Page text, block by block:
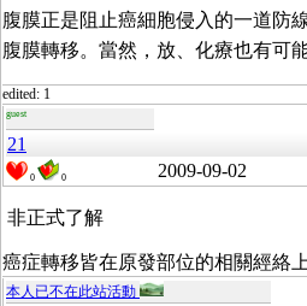
腹膜正是阻止癌細胞侵入的一道防
腹膜轉移。當然，放、化療也有可
edited: 1
guest
21
0 0 2009-09-02
非正式了解
癌症轉移皆在原發部位的相關經絡
本人已不在此站活動